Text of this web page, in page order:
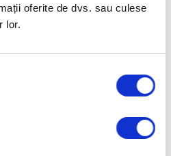
oferite de dvs. sau culese
lor.
DiSC
(EN): 02
Septembrie